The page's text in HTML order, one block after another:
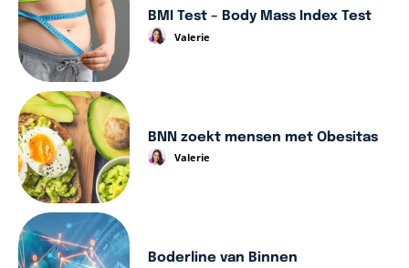
BMI Test – Body Mass Index Test
Valerie
BNN zoekt mensen met Obesitas
Valerie
Boderline van Binnen